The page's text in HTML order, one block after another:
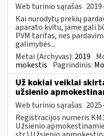
Web turinio sąrašas
Kai nurodytų prekių
aparato kvitu, jame gali
PVM tarifas, nes
galimybės...
Metai (Archyvas): 2019
mokestis Pagrindinis:
Už kokiai veiklai
užsienio
Web turinio sąrašas
Registracijos numeris
Užsienio